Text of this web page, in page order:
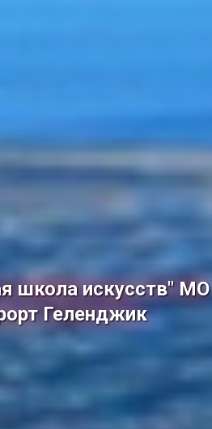
школа искусств" МО
Геленджик